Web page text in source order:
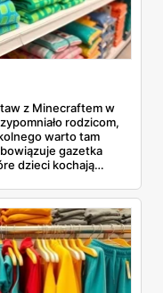
z Minecraftem w
rodzicom,
warto tam
gazetka
dzieci kochają
szczerze:
Sprawdź,
dlaczego lepiej się